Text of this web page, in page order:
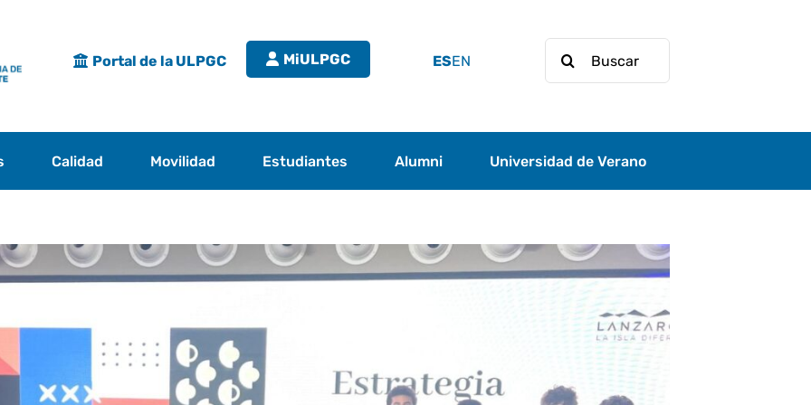
Portal de la ULPGC MiULPGC EN
ES
Calidad Movilidad Estudiantes Alumni Universidad de Verano